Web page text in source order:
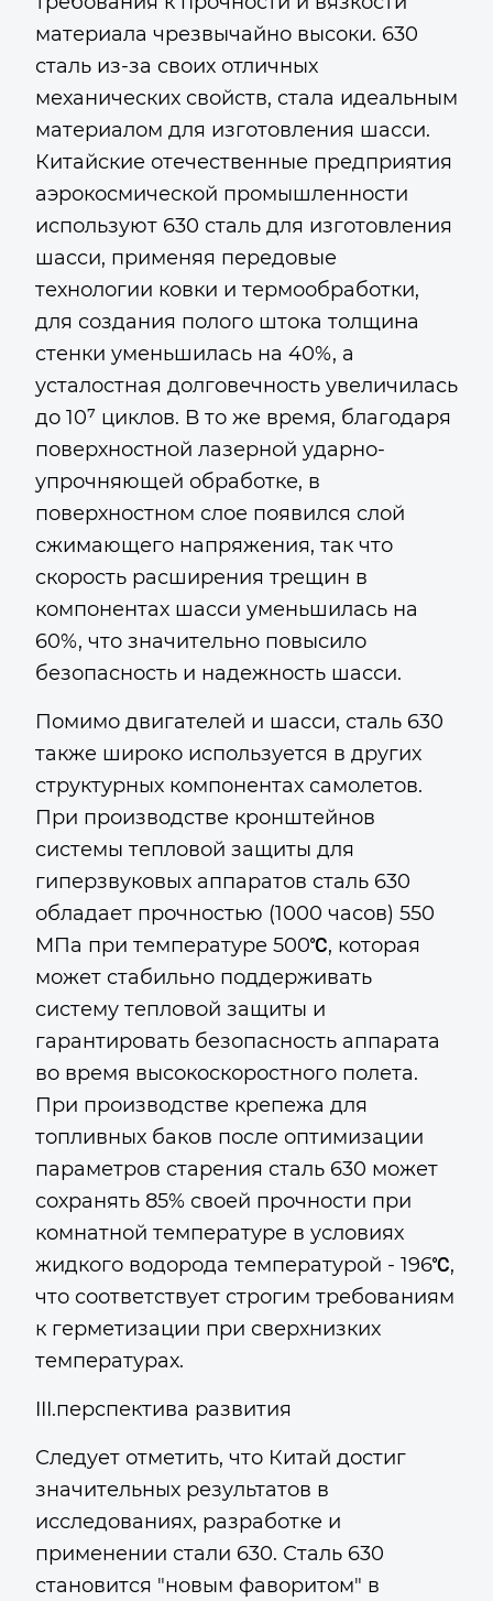
материала чрезвычайно высоки. 630
сталь из-за своих отличных
механических свойств, стала идеальным
материалом для изготовления шасси.
Китайские отечественные предприятия
аэрокосмической промышленности
используют 630 сталь для изготовления
шасси, применяя передовые
технологии ковки и термообработки,
для создания полого штока толщина
стенки уменьшилась на 40%, а
усталостная долговечность увеличилась
до 10⁷ циклов. В то же время, благодаря
поверхностной лазерной ударно-
упрочняющей обработке, в
поверхностном слое появился слой
сжимающего напряжения, так что
скорость расширения трещин в
компонентах шасси уменьшилась на
60%, что значительно повысило
безопасность и надежность шасси.
Помимо двигателей и шасси, сталь 630
также широко используется в других
структурных компонентах самолетов.
При производстве кронштейнов
системы тепловой защиты для
гиперзвуковых аппаратов сталь 630
обладает прочностью (1000 часов) 550
МПа при температуре 500℃, которая
может стабильно поддерживать
систему тепловой защиты и
гарантировать безопасность аппарата
во время высокоскоростного полета.
При производстве крепежа для
топливных баков после оптимизации
параметров старения сталь 630 может
сохранять 85% своей прочности при
комнатной температуре в условиях
жидкого водорода температурой - 196℃,
что соответствует строгим требованиям
к герметизации при сверхнизких
температурах.
III.перспектива развития
Следует отметить, что Китай достиг
значительных результатов в
исследованиях, разработке и
применении стали 630. Сталь 630
становится "новым фаворитом" в